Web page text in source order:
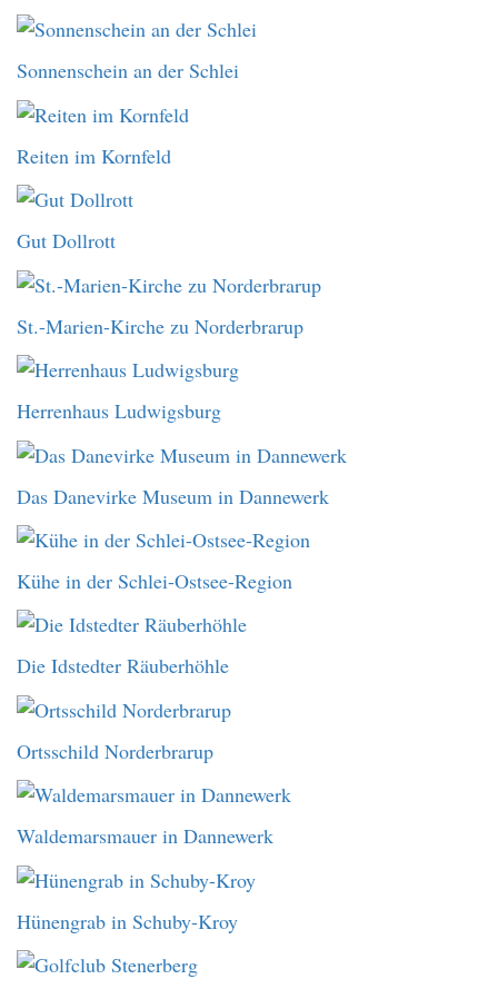
Sonnenschein an der Schlei
Reiten im Kornfeld
Gut Dollrott
St.-Marien-Kirche zu Norderbrarup
Herrenhaus Ludwigsburg
Das Danevirke Museum in Dannewerk
Kühe in der Schlei-Ostsee-Region
Die Idstedter Räuberhöhle
Ortsschild Norderbrarup
Waldemarsmauer in Dannewerk
Hünengrab in Schuby-Kroy